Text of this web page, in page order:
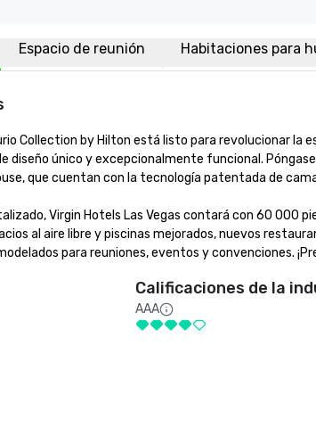
Espacio de reunión Habitaciones para
Collection by Hilton está listo para revolucionar la
diseño único y excepcionalmente funcional.
que cuentan con la tecnología patentada de
Virgin Hotels Las Vegas contará con 60 000
al aire libre y piscinas mejorados, nuevos
para reuniones, eventos y convenciones.
Calificaciones de la
AAA